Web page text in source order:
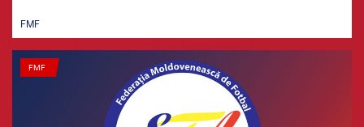
FMF
FMF